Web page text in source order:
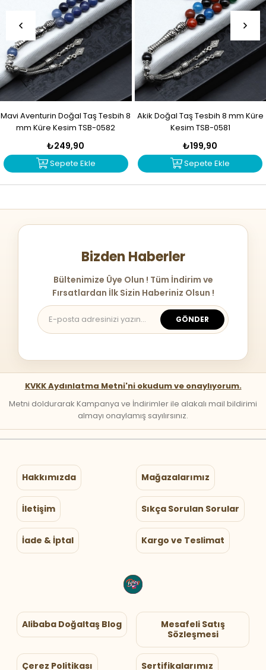
Mavi Aventurin Doğal Taş Tesbih 8
mm Küre Kesim TSB-0582
₺249,90
Sepete Ekle
Akik Doğal Taş Tesbih 8 mm Küre
Kesim TSB-0581
₺199,90
Sepete Ekle
Bizden Haberler
Bültenimize Üye Olun ! Tüm İndirim ve
Fırsatlardan İlk Sizin Haberiniz Olsun !
GÖNDER
KVKK Aydınlatma Metni'ni okudum ve onaylıyorum.
Metni doldurarak Kampanya ve İndirimler ile alakalı mail bildirimi
almayı onaylamış sayılırsınız.
Hakkımızda Mağazalarımız
İletişim Sıkça Sorulan Sorular
İade & İptal Kargo ve Teslimat
Alibaba Doğaltaş Blog
Mesafeli Satış
Sözleşmesi
Çerez Politikası Sertifikalarımız